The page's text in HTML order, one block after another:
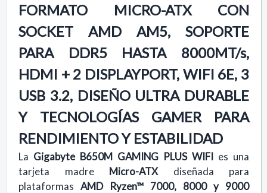
FORMATO MICRO-ATX CON
SOCKET AMD AM5, SOPORTE
PARA DDR5 HASTA 8000MT/s,
HDMI + 2 DISPLAYPORT, WIFI 6E, 3
USB 3.2, DISEÑO ULTRA DURABLE
Y TECNOLOGÍAS GAMER PARA
RENDIMIENTO Y ESTABILIDAD
La Gigabyte B650M GAMING PLUS WIFI es una
tarjeta madre Micro-ATX diseñada para
plataformas AMD Ryzen™ 7000, 8000 y 9000